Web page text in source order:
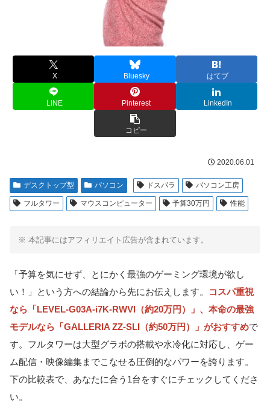
X Bluesky はてブ
LINE Pinterest LinkedIn
コピー
2020.06.01
デスクトップ型 パソコン ドスパラ パソコン工房
フルタワー マウスコンピューター 予算30万円 性能
※ 本記事にはアフィリエイト広告が含まれています。
「予算を気にせず、とにかく最強のゲーミング環境が欲し
い！」という方への結論から先にお伝えします。
コスパ重視
なら「LEVEL-G03A-i7K-RWVI（約20万円）」、本命の最強
モデルなら「GALLERIA ZZ-SLI（約50万円）」がおすすめで
す。フルタワーは大型グラボの搭載や水冷化に対応し、ゲー
ム配信・映像編集までこなせる圧倒的なパワーを誇ります。
下の比較表で、あなたに合う1台をすぐにチェックしてくださ
い。